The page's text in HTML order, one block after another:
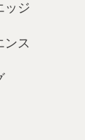
ッジ
ンス